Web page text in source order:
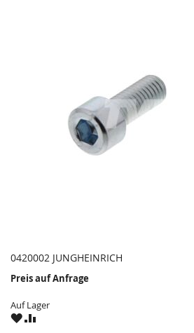
0420002 JUNGHEINRICH
Preis auf Anfrage
Auf Lager
ZUZU